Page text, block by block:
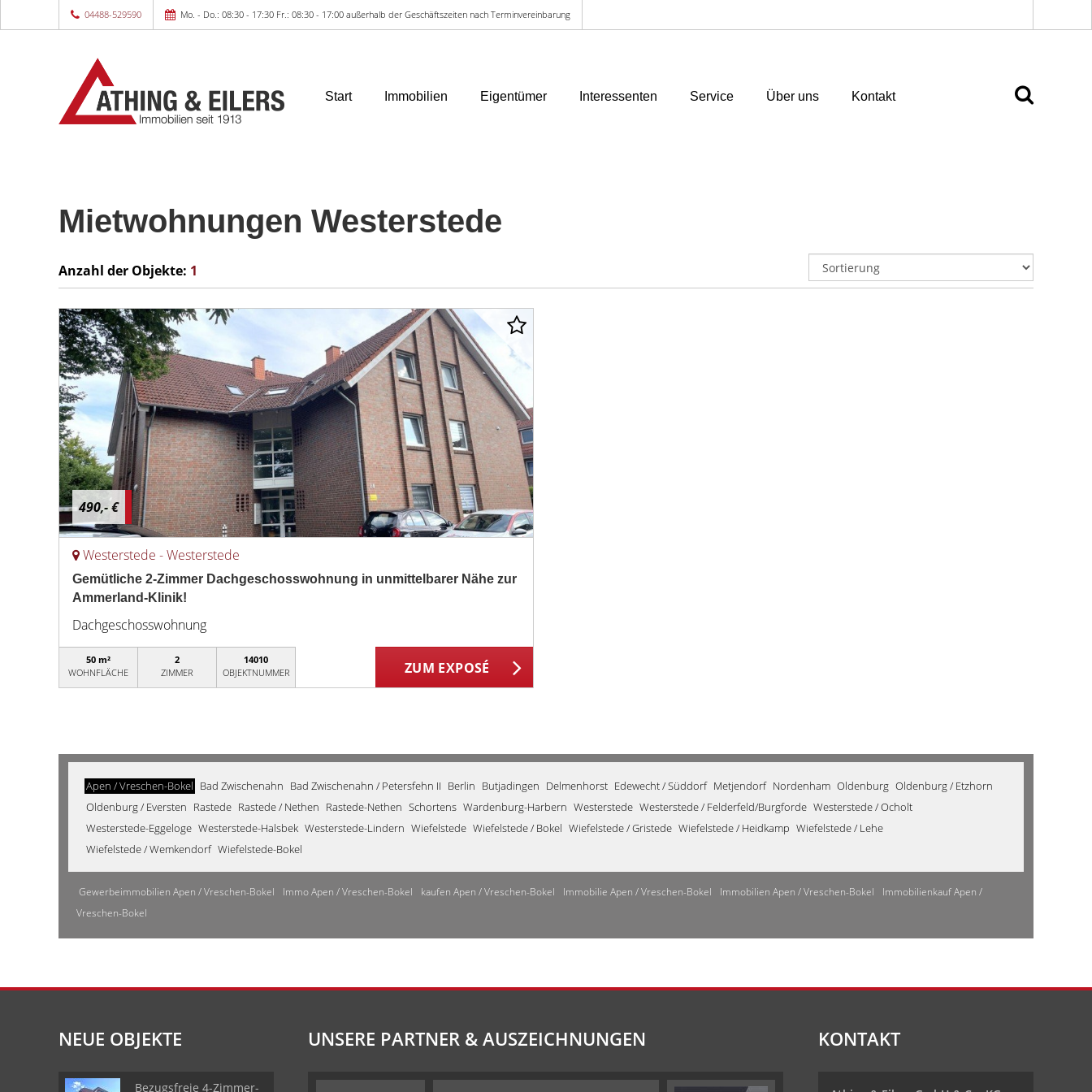
04488-529590 Mo. - Do.: 08:30 - 17:30 Fr.: 08:30 - 17:00 außerhalb der Geschäftszeiten nach Terminvereinbarung
Start Immobilien Eigentümer Interessenten Service Über uns Kontakt
Mietwohnungen Westerstede
Anzahl der Objekte: 1
490,- €
Westerstede - Westerstede
Gemütliche 2-Zimmer Dachgeschosswohnung in unmittelbarer Nähe zur
Ammerland-Klinik!
Dachgeschosswohnung
50 m²
WOHNFLÄCHE
2
ZIMMER
14010
OBJEKTNUMMER
ZUM EXPOSÉ
Apen / Vreschen-Bokel Bad Zwischenahn Bad Zwischenahn / Petersfehn II Berlin Butjadingen Delmenhorst Edewecht / Süddorf Metjendorf Nordenham Oldenburg Oldenburg / Etzhorn
Oldenburg / Eversten Rastede Rastede / Nethen Rastede-Nethen Schortens Wardenburg-Harbern Westerstede Westerstede / Felderfeld/Burgforde Westerstede / Ocholt
Westerstede-Eggeloge Westerstede-Halsbek Westerstede-Lindern Wiefelstede Wiefelstede / Bokel Wiefelstede / Gristede Wiefelstede / Heidkamp Wiefelstede / Lehe
Wiefelstede / Wemkendorf Wiefelstede-Bokel
Gewerbeimmobilien Apen / Vreschen-Bokel Immo Apen / Vreschen-Bokel kaufen Apen / Vreschen-Bokel Immobilie Apen / Vreschen-Bokel Immobilien Apen / Vreschen-Bokel
Immobilienkauf Apen /
Vreschen-Bokel
NEUE OBJEKTE
Bezugsfreie 4-Zimmer-
UNSERE PARTNER & AUSZEICHNUNGEN KONTAKT